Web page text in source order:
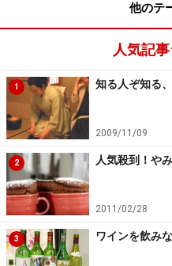
共の会館などで展示され
作品に触れてみると、言
派の微妙なニュアンスの
になります。
ただし注意したいのは、
なゴージャスな作品を活
タンダードではないとい
節ごとの花材を使って1～
うのが基本です。一方、
を使ったり、いつもより
他のテ
人気記
1 知る人ぞ知る
2009/11/09
2 人気殺到！や
2011/02/28
3 ワインを飲み